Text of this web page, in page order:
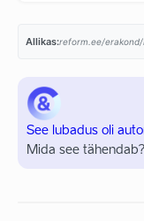
Allikas:
See lubadus oli
Mida see tähendab?